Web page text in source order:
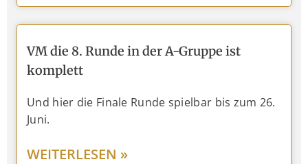
VM die 8. Runde in der A-Gruppe ist
komplett
Und hier die Finale Runde spielbar bis zum 26.
Juni.
WEITERLESEN »